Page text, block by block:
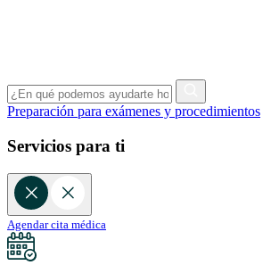
Preparación para exámenes y procedimientos
Servicios para ti
Agendar cita médica